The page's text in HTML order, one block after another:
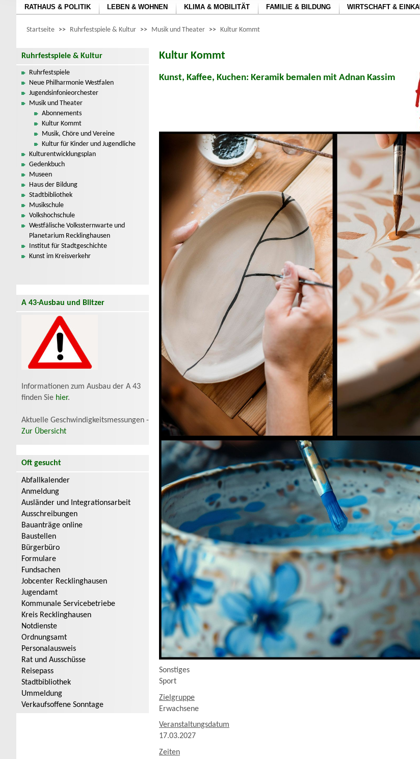
RATHAUS & POLITIK LEBEN & WOHNEN KLIMA & MOBILITÄT FAMILIE & BILDUNG WIRTSCHAFT &
Startseite >> Ruhrfestspiele & Kultur >> Musik und Theater >> Kultur Kommt
Ruhrfestspiele & Kultur
Ruhrfestspiele
Neue Philharmonie Westfalen
Jugendsinfonieorchester
Musik und Theater
Abonnements
Kultur Kommt
Musik, Chöre und Vereine
Kultur für Kinder und Jugendliche
Kulturentwicklungsplan
Gedenkbuch
Museen
Haus der Bildung
Stadtbibliothek
Musikschule
Volkshochschule
Westfälische Volkssternwarte und
Planetarium Recklinghausen
Institut für Stadtgeschichte
Kunst im Kreisverkehr
A 43-Ausbau und Blitzer
Informationen zum Ausbau der A 43
finden Sie hier.
Aktuelle Geschwindigkeitsmessungen -
Zur Übersicht
Oft gesucht
Abfallkalender
Anmeldung
Ausländer und Integrationsarbeit
Ausschreibungen
Bauanträge online
Baustellen
Bürgerbüro
Formulare
Fundsachen
Jobcenter Recklinghausen
Jugendamt
Kommunale Servicebetriebe
Kreis Recklinghausen
Notdienste
Ordnungsamt
Personalausweis
Rat und Ausschüsse
Reisepass
Stadtbibliothek
Ummeldung
Verkaufsoffene Sonntage
Kultur Kommt
Kunst, Kaffee, Kuchen: Keramik bemalen mit Adnan Kassim
Sonstiges
Sport
Zielgruppe
Erwachsene
Veranstaltungsdatum
17.03.2027
Zeiten